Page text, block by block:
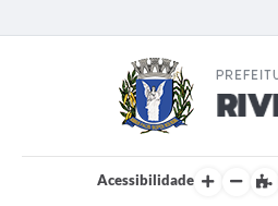
Acessibilidade